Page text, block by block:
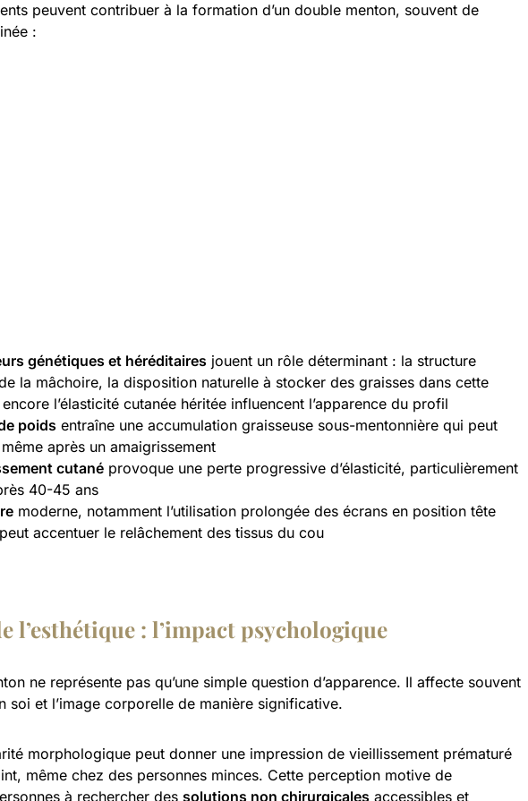
peuvent contribuer à la formation d’un double menton, souvent de
:
génétiques et héréditaires jouent un rôle déterminant : la structure
la mâchoire, la disposition naturelle à stocker des graisses dans cette
l’élasticité cutanée héritée influencent l’apparence du profil
poids entraîne une accumulation graisseuse sous-mentonnière qui peut
après un amaigrissement
cutané provoque une perte progressive d’élasticité, particulièrement
40-45 ans
moderne, notamment l’utilisation prolongée des écrans en position tête
accentuer le relâchement des tissus du cou
l’esthétique : l’impact psychologique
ne représente pas qu’une simple question d’apparence. Il affecte souvent
soi et l’image corporelle de manière significative.
morphologique peut donner une impression de vieillissement prématuré
même chez des personnes minces. Cette perception motive de
à rechercher des solutions non chirurgicales accessibles et